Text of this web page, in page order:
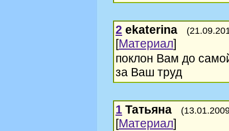
2 ekaterina
[Материал]
поклон Вам до
за Ваш труд
1 Татьяна
[Материал]